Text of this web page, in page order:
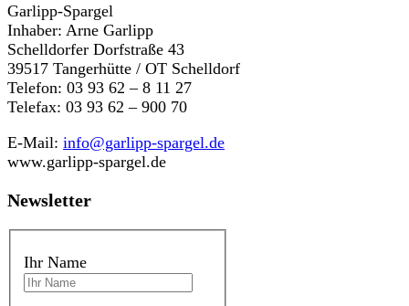
Garlipp-Spargel
Inhaber: Arne Garlipp
Schelldorfer Dorfstraße 43
39517 Tangerhütte / OT Schelldorf
Telefon: 03 93 62 – 8 11 27
Telefax: 03 93 62 – 900 70
E-Mail: info@garlipp-spargel.de
www.garlipp-spargel.de
Newsletter
Ihr Name